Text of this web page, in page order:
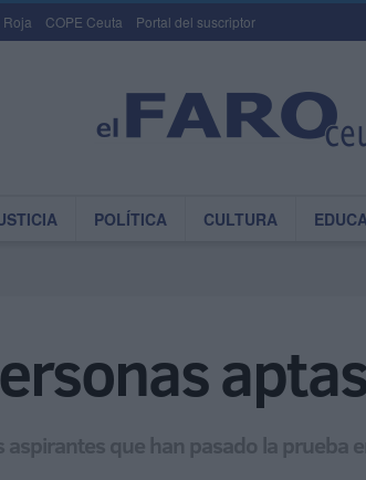
Roja COPE Ceuta Portal del suscriptor
POLÍTICA CULTURA
que han pasado la prueba